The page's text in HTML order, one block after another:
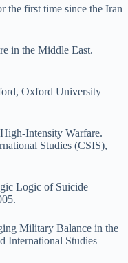
the first time since the Iran
in the Middle East.
Oxford University
Intensity Warfare.
Studies (CSIS),
Logic of Suicide
Military Balance in the
International Studies